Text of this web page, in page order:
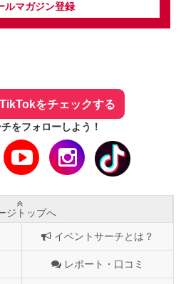
ルマガジン登録
TikTokをチェックする
をフォローしよう！
ジトップへ
イベントサーチとは？
レポート・口コミ